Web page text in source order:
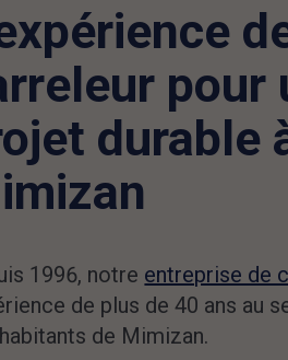
pour
durable
1996, notre entreprise de
de plus de 40 ans au
de Mimizan.